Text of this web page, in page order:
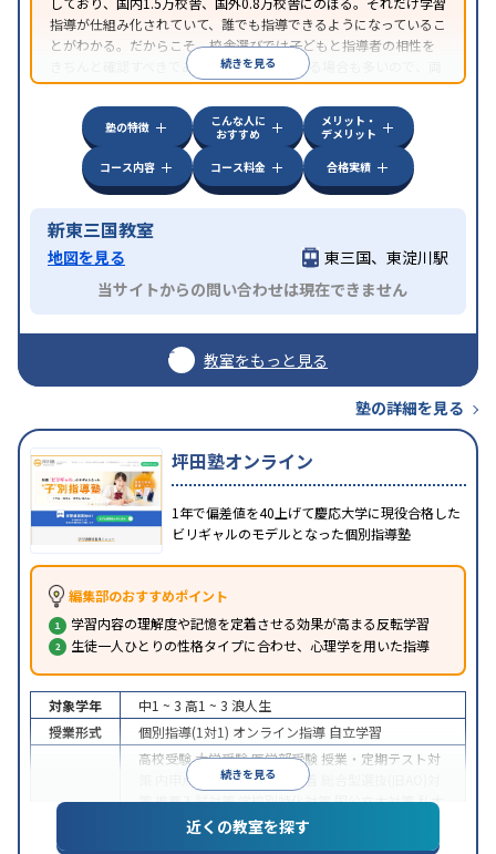
指導が仕組み化されていて、誰でも指導できるようになっているこ
とがわかる。だからこそ、校舎選びでは子どもと指導者の相性を
きちんと確認すべきである。近所に2校舎ある場合も多いので、両
方見学してみることをオススメする。
続きを見る
塾の特徴
こんな人に
おすすめ
メリット・
デメリット
コース内容
コース料金 合格実績
新東三国教室
地図を見る
東三国、東淀川駅
当サイトからの問い合わせは現在できません
教室をもっと見る
塾の詳細を見る
坪田塾オンライン
1年で偏差値を40上げて慶応大学に現役合格した
ビリギャルのモデルとなった個別指導塾
編集部のおすすめポイント
学習内容の理解度や記憶を定着させる効果が高まる反転学習
生徒一人ひとりの性格タイプに合わせ、心理学を用いた指導
続きを見る
対象学年 中1 ~ 3 高1 ~ 3 浪人生
授業形式
個別指導(1対1) オンライン指導 自立学習
高校受験大学受験医学部受験 授業・定期テスト対
内申点対策学習習慣の定着
策推薦入試対策学校別特化対策国公立大対策私大
共通テスト対策英検(英語検定)対策
その
近くの教室を探す